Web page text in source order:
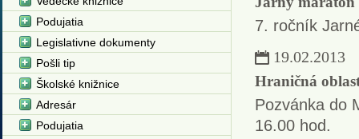
7. ročník
19.02.2013
Hraničná
Pozvánka do
16.00 hod.
Podujatia
Legislativne dokumenty
Pošli tip
Školské knižnice
Adresár
Podujatia